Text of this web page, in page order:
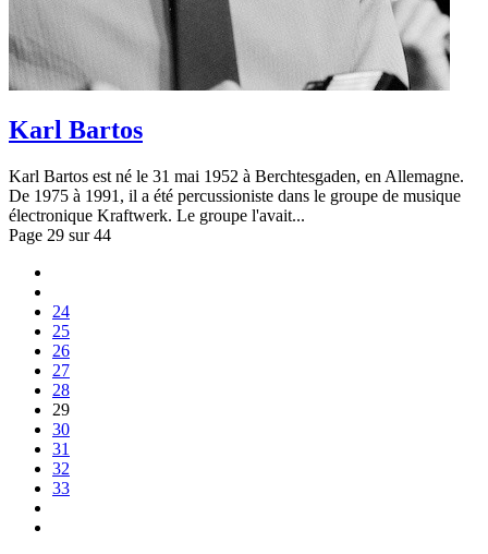
Karl Bartos
Karl Bartos est né le 31 mai 1952 à Berchtesgaden, en Allemagne.
De 1975 à 1991, il a été percussioniste dans le groupe de musique
électronique Kraftwerk. Le groupe l'avait...
Page 29 sur 44
24
25
26
27
28
29
30
31
32
33